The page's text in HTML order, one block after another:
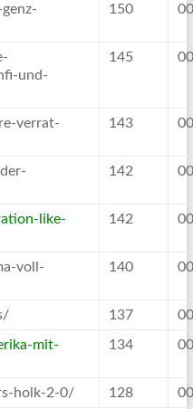
150
und-
145
verrat-
143
142
like-
142
voll-
140
137
mit-
134
holk-2-0/ 128